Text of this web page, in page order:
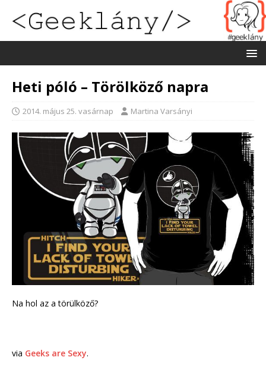
Heti póló – Törölköző napra
2014. május 25. vasárnap Martina Varsányi
Na hol az a törülköző?
via Geeks are Sexy.